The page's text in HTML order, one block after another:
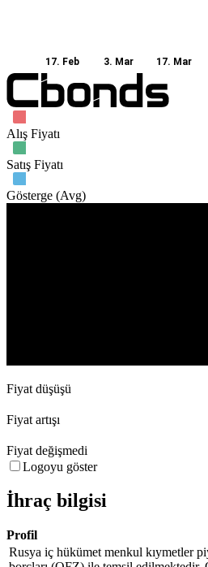
17. Feb 3. Mar 17. Mar
Alış Fiyatı
Satış Fiyatı
Gösterge (Avg)
Fiyat düşüşü
Fiyat artışı
Fiyat değişmedi
Logoyu göster
İhraç bilgisi
Profil
Rusya iç hükümet menkul kıymetler